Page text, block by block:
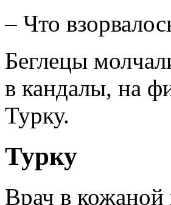
– Что
Беглецы
в кандалы, на
Турку.
Турку
Врач в кожаной